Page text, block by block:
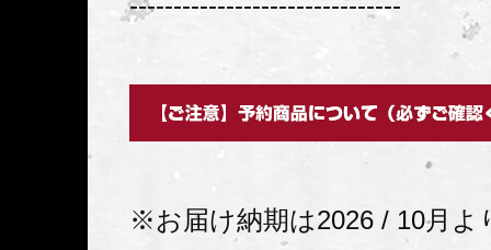
※お届け納期は2026 / 10月よ